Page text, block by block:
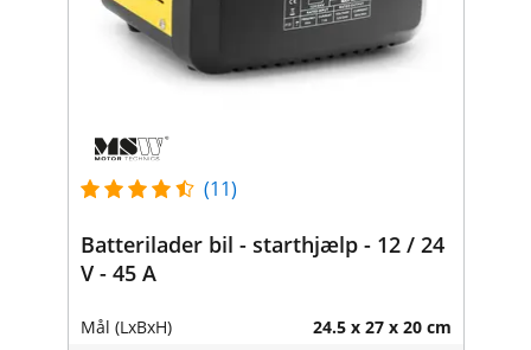
(11)
Batterilader bil - starthjælp - 12 / 24
V - 45 A
Mål (LxBxH) 24.5 x 27 x 20 cm